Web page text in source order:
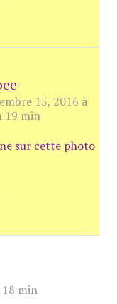
15, 2016 à
19 min
sur cette photo
18 min